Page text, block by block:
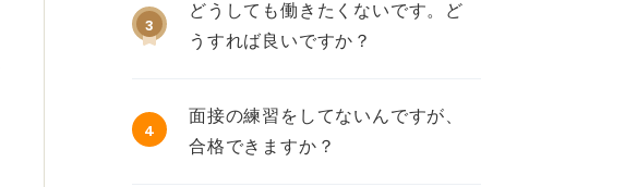
3
どうしても働きたくないです。ど
うすれば良いですか？
4
面接の練習をしてないんですが、
合格できますか？